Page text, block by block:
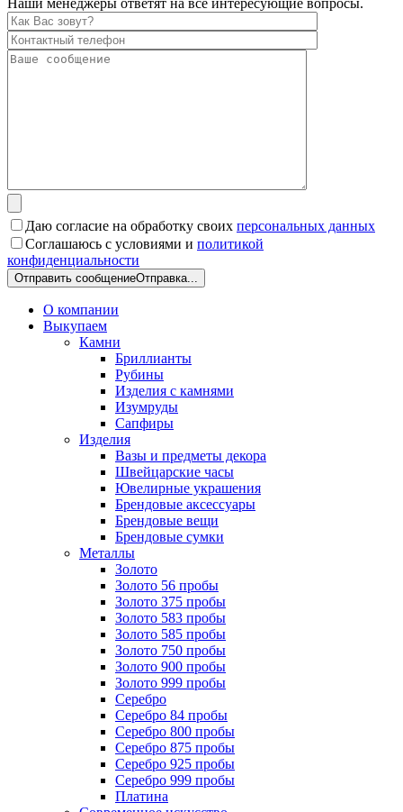
Даю согласие на обработку своих персональных данных
Соглашаюсь с условиями и политикой
конфиденциальности
Отправить сообщениеОтправка...
О компании
Выкупаем
Камни
Бриллианты
Рубины
Изделия с камнями
Изумруды
Сапфиры
Изделия
Вазы и предметы декора
Швейцарские часы
Ювелирные украшения
Брендовые аксессуары
Брендовые вещи
Брендовые сумки
Металлы
Золото
Золото 56 пробы
Золото 375 пробы
Золото 583 пробы
Золото 585 пробы
Золото 750 пробы
Золото 900 пробы
Золото 999 пробы
Серебро
Серебро 84 пробы
Серебро 800 пробы
Серебро 875 пробы
Серебро 925 пробы
Серебро 999 пробы
Платина